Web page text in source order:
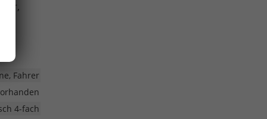
Fahrer
4-fach